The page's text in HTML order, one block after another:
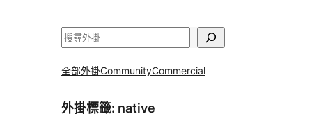
搜
全部外掛CommunityCommercial
外掛標籤: native